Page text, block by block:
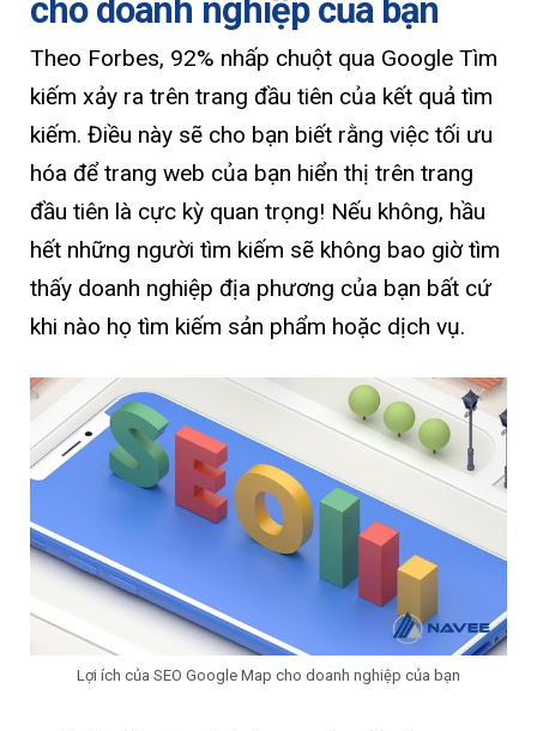
cho doanh nghiệp của bạn
Theo Forbes, 92% nhấp chuột qua Google Tìm
kiếm xảy ra trên trang đầu tiên của kết quả tìm
kiếm. Điều này sẽ cho bạn biết rằng việc tối ưu
hóa để trang web của bạn hiển thị trên trang
đầu tiên là cực kỳ quan trọng! Nếu không, hầu
hết những người tìm kiếm sẽ không bao giờ tìm
thấy doanh nghiệp địa phương của bạn bất cứ
khi nào họ tìm kiếm sản phẩm hoặc dịch vụ.
Lợi ích của SEO Google Map cho doanh nghiệp của bạn